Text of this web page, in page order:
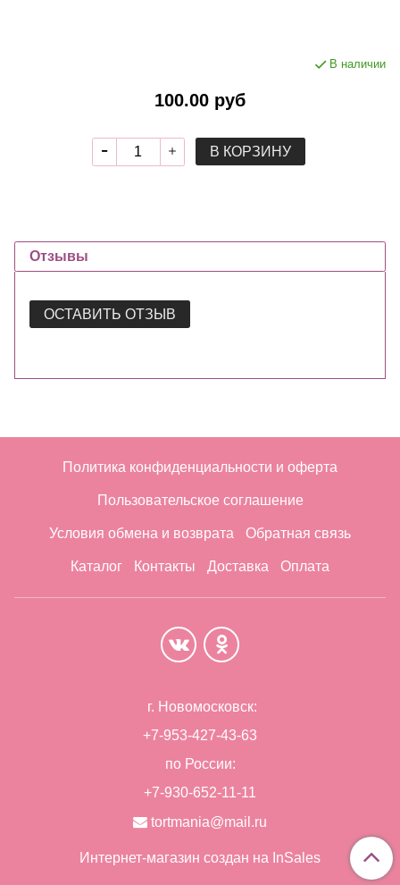
В наличии
100.00 руб
В КОРЗИНУ
Отзывы
ОСТАВИТЬ ОТЗЫВ
Политика конфиденциальности и оферта
Пользовательское соглашение
Условия обмена и возврата Обратная связь
Каталог Контакты Доставка Оплата
г. Новомосковск:
+7-953-427-43-63
по России:
+7-930-652-11-11
tortmania@mail.ru
Интернет-магазин создан на InSales